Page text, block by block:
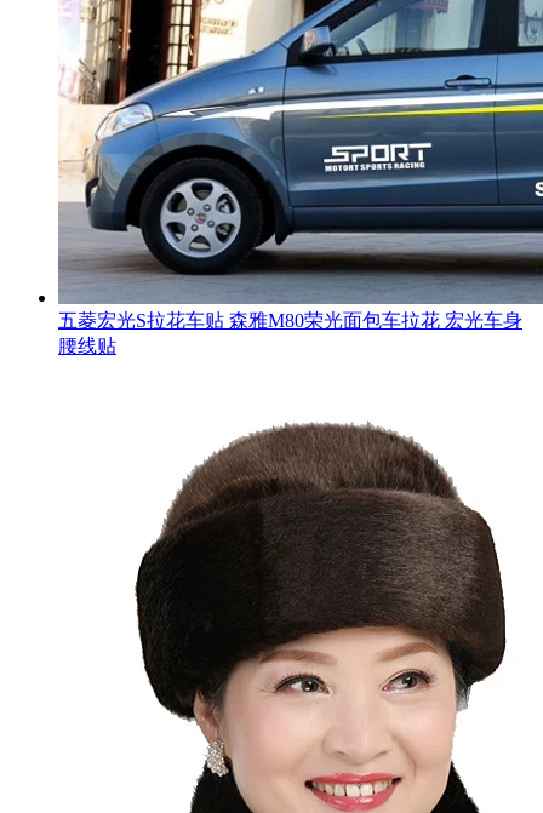
五菱宏光S拉花车贴 森雅M80荣光面包车拉花 宏光车身
腰线贴